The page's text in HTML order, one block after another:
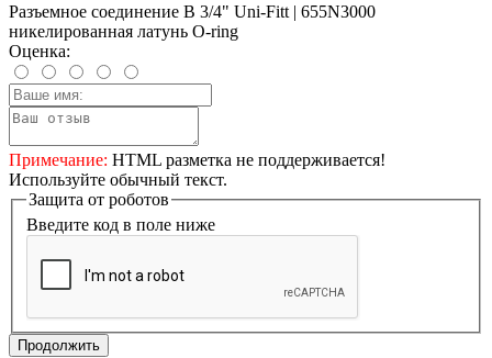
Разъемное соединение В 3/4" Uni-Fitt | 655N3000
никелированная латунь O-ring
Оценка:
Примечание: HTML разметка не поддерживается!
Используйте обычный текст.
Защита от роботов
Введите код в поле ниже
Продолжить